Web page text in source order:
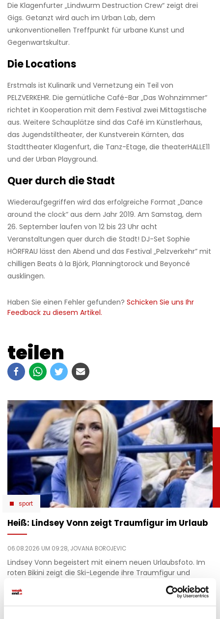
Die Klagenfurter „Lindwurm Destruction Crew“ zeigt drei
Gigs. Getanzt wird auch im Urban Lab, dem
unkonventionellen Treffpunkt für urbane Kunst und
Gegenwartskultur.
Die Locations
Erstmals ist Kulinarik und Vernetzung ein Teil von
PELZVERKEHR. Die gemütliche Café-Bar „Das Wohnzimmer“
richtet in Kooperation mit dem Festival zwei Mittagstische
aus. Weitere Schauplätze sind das Café im Künstlerhaus,
das Jugendstiltheater, der Kunstverein Kärnten, das
Stadttheater Klagenfurt, die Tanz-Etage, die theaterHALLE11
und der Urban Playground.
Quer durch die Stadt
Wiederaufgegriffen wird das erfolgreiche Format „Dance
around the clock“ aus dem Jahr 2019. Am Samstag, dem
26. September laufen von 12 bis 23 Uhr acht
Veranstaltungen quer durch die Stadt! DJ-Set Sophie
HÖRFRAU lässt den Abend und das Festival „Pelzverkehr” mit
chilligen Beats à la Björk, Planningtorock und Beyoncé
ausklingen.
Haben Sie einen Fehler gefunden? Schicken Sie uns Ihr
Feedback zu diesem Artikel.
teilen
sport
Heiß: Lindsey Vonn zeigt Traumfigur im Urlaub
06.08.2026 UM 09:28, JOVANA BOROJEVIC
Lindsey Vonn begeistert mit einem neuen Urlaubsfoto. Im
roten Bikini zeigt die Ski-Legende ihre Traumfigur und